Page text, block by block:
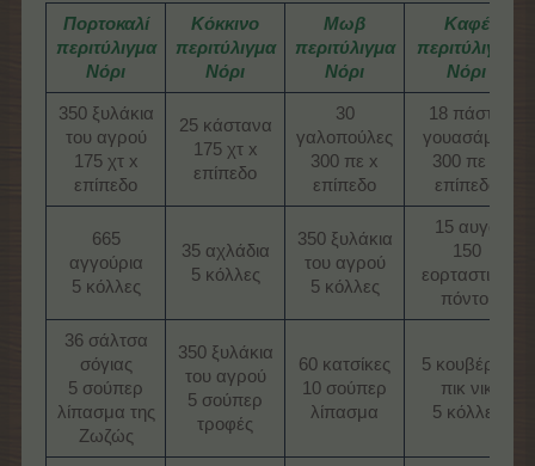
Πορτοκαλί
περιτύλιγμα
Νόρι
Κόκκινο
περιτύλιγμα
Νόρι
Μωβ
περιτύλιγμα
Νόρι
Καφέ
περιτύλιγμα
Νόρι
350 ξυλάκια
του αγρού
175 χτ x
επίπεδο​
25 κάστανα
175 χτ x
επίπεδο​
30
γαλοπούλες
300 πε x
επίπεδο​
18 πάστα
γουασάμπι
300 πε x
επίπεδο​
665
αγγούρια
5 κόλλες​
35 αχλάδια
5 κόλλες​
350 ξυλάκια
του αγρού
5 κόλλες​
15 αυγά
150
εορταστικοί
πόντοι​
36 σάλτσα
σόγιας
5 σούπερ
λίπασμα της
Ζωζώς​
350 ξυλάκια
του αγρού
5 σούπερ
τροφές​
60 κατσίκες
10 σούπερ
λίπασμα​
5 κουβέρτα
πικ νικ
5 κόλλες​